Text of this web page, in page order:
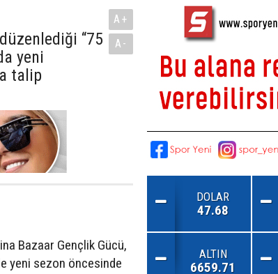
“75
yeni
talip
A+
A-
Bazaar Gençlik Gücü,
yeni sezon öncesinde
DOLAR
47.68
ALTIN
6659.71